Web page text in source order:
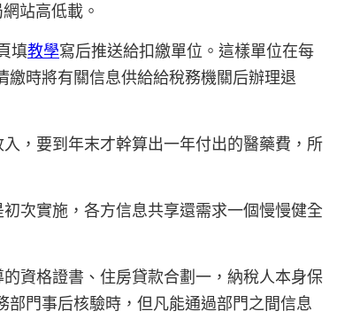
站高低載。
填教學寫后推送給扣繳單位。這樣單位在每
繳時將有關信息供給給稅務機關后辦理退
，要到年末才幹算出一年付出的醫藥費，所
次實施，各方信息共享還需求一個慢慢健全
資格證書、住房貸款合劃一，納稅人本身保
門事后核驗時，但凡能通過部門之間信息